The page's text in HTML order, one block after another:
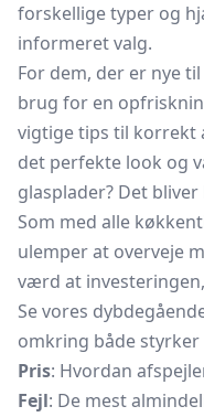
forskellige typer og
informeret valg.
For dem, der er nye
brug for en
vigtige tips til korrekt
det perfekte look og
glasplader? Det bliver
Som med alle
ulemper at overveje
værd at
Se vores
omkring både styrker
Pris: Hvordan
Fejl: De mest